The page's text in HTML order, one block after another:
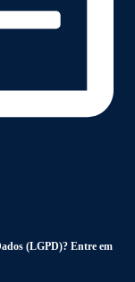
(LGPD)? Entre em